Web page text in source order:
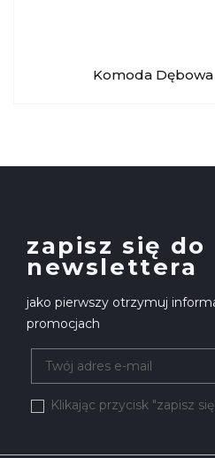
Komoda Dębowa
zapisz się do
newslettera
jako pierwszy otrzymuj
promocjach
Klikając przycisk "zapisz